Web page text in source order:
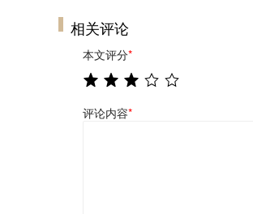
相关评论
本文评分*
评论内容*